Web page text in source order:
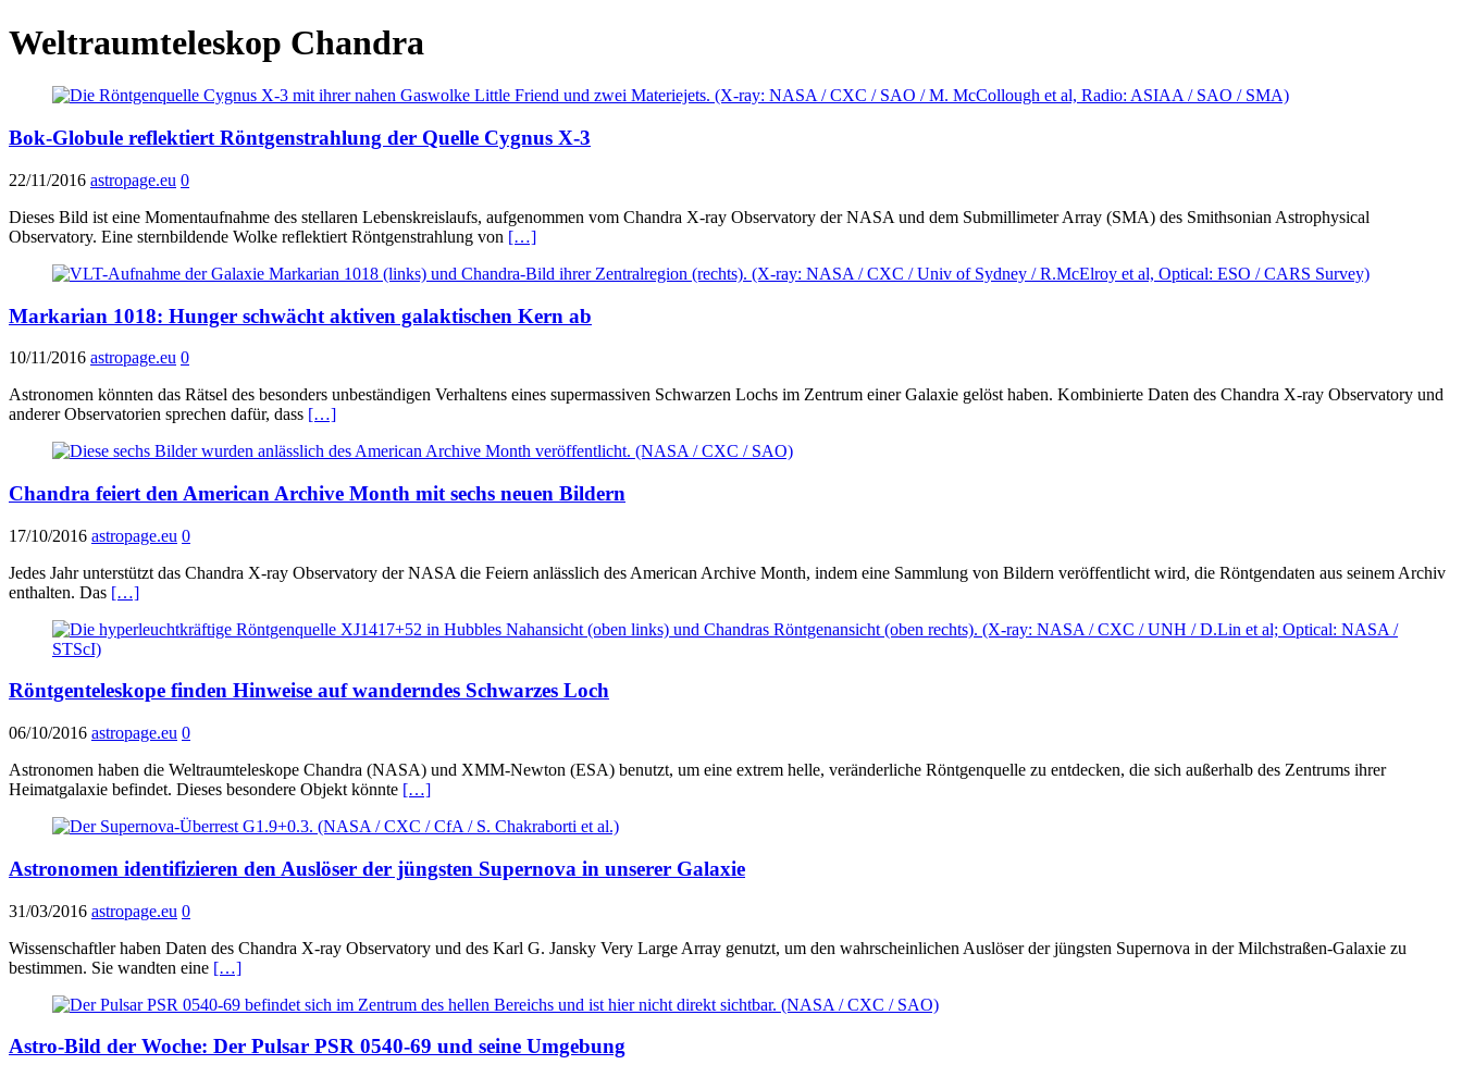
Weltraumteleskop Chandra
Bok-Globule reflektiert Röntgenstrahlung der Quelle Cygnus X-3
22/11/2016 astropage.eu 0
Dieses Bild ist eine Momentaufnahme des stellaren Lebenskreislaufs, aufgenommen vom Chandra X-ray Observatory der NASA und dem Submillimeter Array (SMA) des Smithsonian Astrophysical
Observatory. Eine sternbildende Wolke reflektiert Röntgenstrahlung von […]
Markarian 1018: Hunger schwächt aktiven galaktischen Kern ab
10/11/2016 astropage.eu 0
Astronomen könnten das Rätsel des besonders unbeständigen Verhaltens eines supermassiven Schwarzen Lochs im Zentrum einer Galaxie gelöst haben. Kombinierte Daten des Chandra X-ray Observatory und
anderer Observatorien sprechen dafür, dass […]
Chandra feiert den American Archive Month mit sechs neuen Bildern
17/10/2016 astropage.eu 0
Jedes Jahr unterstützt das Chandra X-ray Observatory der NASA die Feiern anlässlich des American Archive Month, indem eine Sammlung von Bildern veröffentlicht wird, die Röntgendaten aus seinem Archiv
enthalten. Das […]
Röntgenteleskope finden Hinweise auf wanderndes Schwarzes Loch
06/10/2016 astropage.eu 0
Astronomen haben die Weltraumteleskope Chandra (NASA) und XMM-Newton (ESA) benutzt, um eine extrem helle, veränderliche Röntgenquelle zu entdecken, die sich außerhalb des Zentrums ihrer
Heimatgalaxie befindet. Dieses besondere Objekt könnte […]
Astronomen identifizieren den Auslöser der jüngsten Supernova in unserer Galaxie
31/03/2016 astropage.eu 0
Wissenschaftler haben Daten des Chandra X-ray Observatory und des Karl G. Jansky Very Large Array genutzt, um den wahrscheinlichen Auslöser der jüngsten Supernova in der Milchstraßen-Galaxie zu
bestimmen. Sie wandten eine […]
Astro-Bild der Woche: Der Pulsar PSR 0540-69 und seine Umgebung